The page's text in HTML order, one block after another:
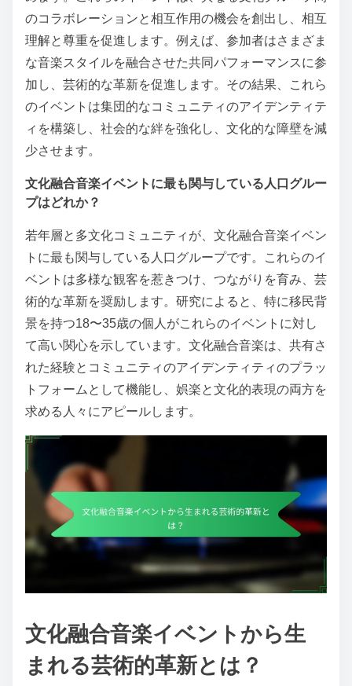
のコラボレーションと相互作用の機会を創出し、相互
理解と尊重を促進します。例えば、参加者はさまざま
な音楽スタイルを融合させた共同パフォーマンスに参
加し、芸術的な革新を促進します。その結果、これら
のイベントは集団的なコミュニティのアイデンティテ
ィを構築し、社会的な絆を強化し、文化的な障壁を減
少させます。
文化融合音楽イベントに最も関与している人口グルー
プはどれか？
若年層と多文化コミュニティが、文化融合音楽イベン
トに最も関与している人口グループです。これらのイ
ベントは多様な観客を惹きつけ、つながりを育み、芸
術的な革新を奨励します。研究によると、特に移民背
景を持つ18〜35歳の個人がこれらのイベントに対し
て高い関心を示しています。文化融合音楽は、共有さ
れた経験とコミュニティのアイデンティティのプラッ
トフォームとして機能し、娯楽と文化的表現の両方を
求める人々にアピールします。
文化融合音楽イベントから生
まれる芸術的革新とは？